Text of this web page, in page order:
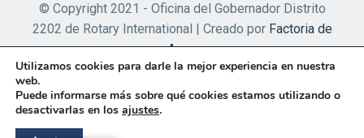
© Copyright 2021 - Oficina del Gobernador Distrito
2202 de Rotary International | Creado por Factoria de
Apps
Utilizamos cookies para darle la mejor experiencia en nuestra
web.
Puede informarse más sobre qué cookies estamos utilizando o
desactivarlas en los ajustes.